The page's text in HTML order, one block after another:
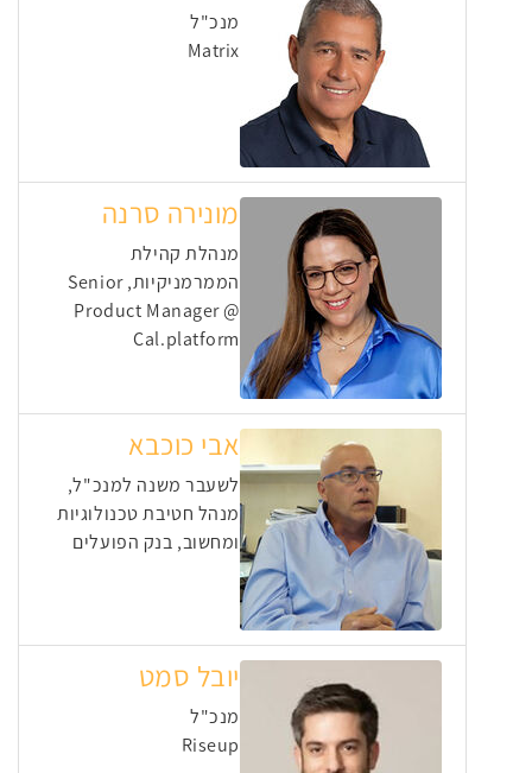
מנכ"ל
Matrix
מונירה סרנה
מנהלת קהילת
הממרמניקיות, Senior
Product Manager @
Cal.platform
אבי כוכבא
לשעבר משנה למנכ"ל,
מנהל חטיבת טכנולוגיות
ומחשוב, בנק הפועלים
יובל סמט
מנכ"ל
Riseup